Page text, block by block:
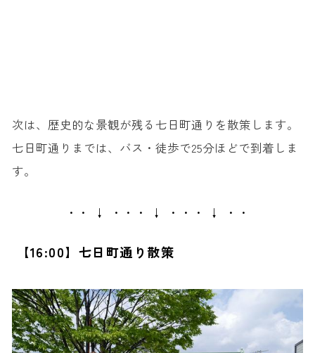
次は、歴史的な景観が残る七日町通りを散策します。
七日町通りまでは、バス・徒歩で25分ほどで到着しま
す。
・・ ↓ ・・・ ↓ ・・・ ↓ ・・
【16:00】七日町通り散策